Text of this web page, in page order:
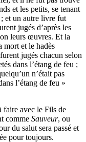
et les petits, se tenant
et un autre livre fut
jugés d’après les
leurs œuvres. Et la
mort et le hadès
jugés chacun selon
dans l’étang de feu ;
n’était pas
l’étang de feu »
faire avec le Fils de
comme Sauveur, ou
du salut sera passé et
pour toujours.